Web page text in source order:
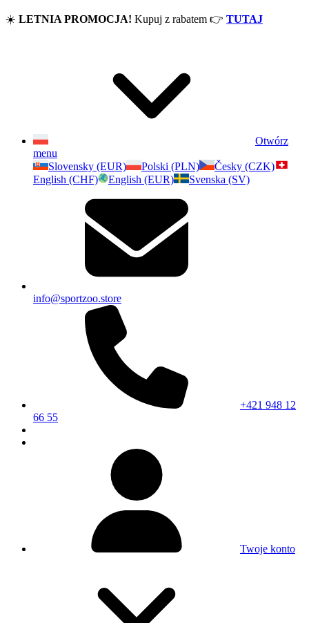
☀️ LETNIA PROMOCJA! Kupuj z rabatem 👉 TUTAJ
Otwórz
menu
Slovensky (EUR)
Polski (PLN)
Česky (CZK)
English (CHF)
English (EUR) Svenska (SV)
info@sportzoo.store
+421 948 12
66 55
Twoje konto